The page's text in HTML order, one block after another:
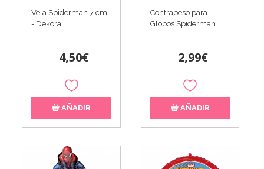
Vela Spiderman 7 cm
- Dekora
4,50€
AÑADIR
Contrapeso para
Globos Spiderman
2,99€
AÑADIR